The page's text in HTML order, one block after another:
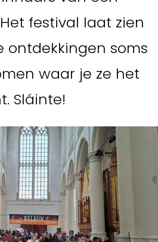
festival laat zien
ontdekkingen soms
waar je ze het
Sláinte!